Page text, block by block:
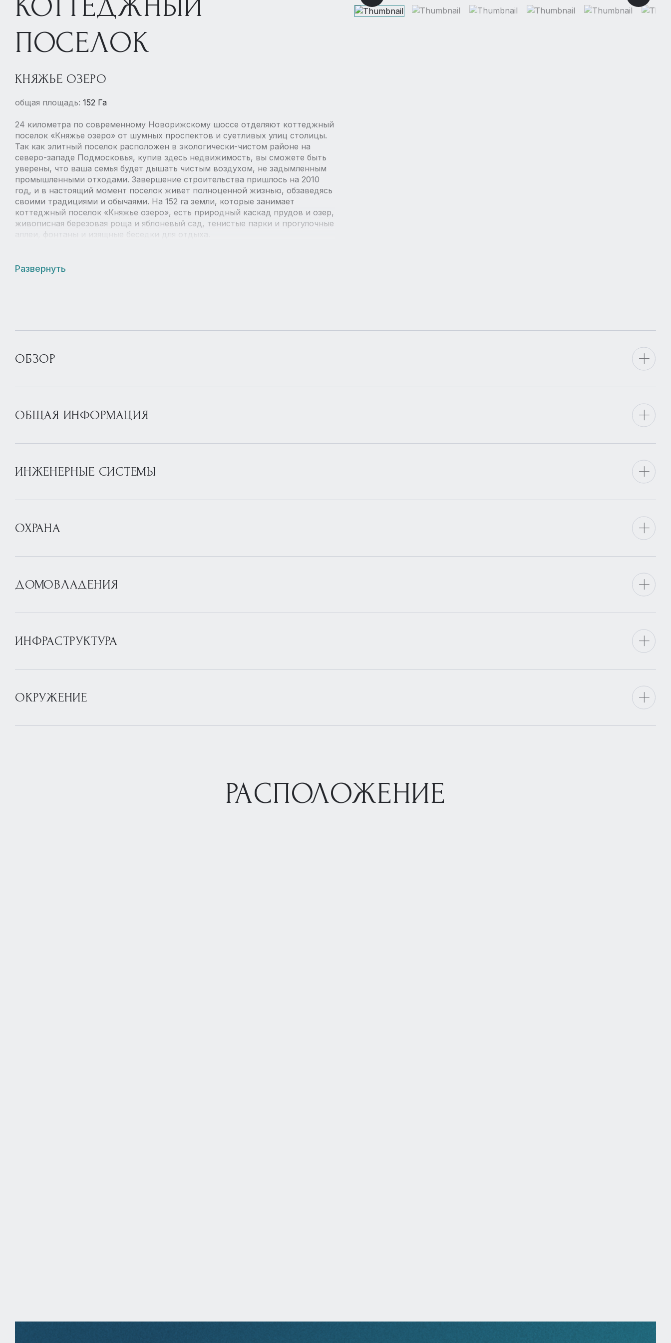
КОТТЕДЖНЫЙ
ПОСЕЛОК
КНЯЖЬЕ ОЗЕРО
общая площадь: 152 Га
24 километра по современному Новорижскому шоссе отделяют коттеджный
поселок «Княжье озеро» от шумных проспектов и суетливых улиц столицы.
Так как элитный поселок расположен в экологически-чистом районе на
северо-западе Подмосковья, купив здесь недвижимость, вы сможете быть
уверены, что ваша семья будет дышать чистым воздухом, не задымленным
промышленными отходами. Завершение строительства пришлось на 2010
год, и в настоящий момент поселок живет полноценной жизнью, обзаведясь
своими традициями и обычаями. На 152 га земли, которые занимает
коттеджный поселок «Княжье озеро», есть природный каскад прудов и озер,
живописная березовая роща и яблоневый сад, тенистые парки и прогулочные
аллеи, фонтаны и изящные беседки для отдыха.
Развернуть
ОБЗОР
ОБЩАЯ ИНФОРМАЦИЯ
ИНЖЕНЕРНЫЕ СИСТЕМЫ
ОХРАНА
ДОМОВЛАДЕНИЯ
ИНФРАСТРУКТУРА
ОКРУЖЕНИЕ
РАСПОЛОЖЕНИЕ